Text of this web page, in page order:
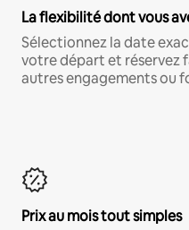
La flexibilité dont vous
Sélectionnez la date
votre départ et réservez
autres engagements ou
Prix au mois tout simples